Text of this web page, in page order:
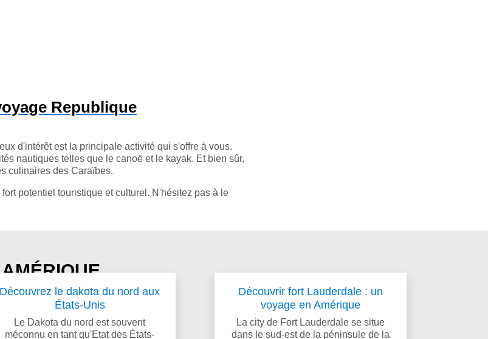
Republique
d'intérêt est la principale activité qui s'offre à vous.
nautiques telles que le canoë et le kayak. Et bien sûr,
culinaires des Caraïbes.
potentiel touristique et culturel. N'hésitez pas à le
Découvrez le dakota du nord aux
États-Unis
Le Dakota du nord est souvent
méconnu en tant qu'Etat des États-
Découvrir fort Lauderdale : un
voyage en Amérique
La city de Fort Lauderdale se situe
dans le sud-est de la péninsule de la